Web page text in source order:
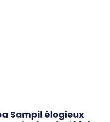
Sampil élogieux